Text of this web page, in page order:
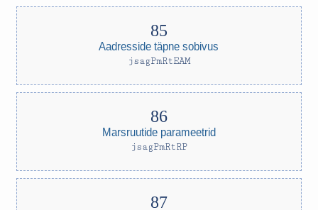
Aadresside täpne sobivus
jsagPmRtEAM
Marsruutide parameetrid
jsagPmRtRP